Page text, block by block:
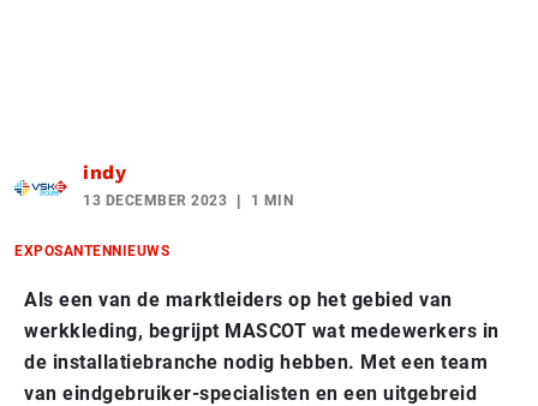
indy
13 DECEMBER 2023 1 MIN
EXPOSANTENNIEUWS
Als een van de marktleiders op het gebied van
werkkleding, begrijpt MASCOT wat medewerkers in
de installatiebranche nodig hebben. Met een team
van eindgebruiker-specialisten en een uitgebreid